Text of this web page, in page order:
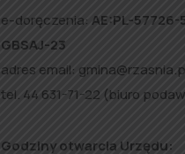
e-doręczenia: AE:PL-57726-
GBSAJ-23
adres email:
tel. 44 631-71-22 (biuro
Godziny otwarcia Urzędu: